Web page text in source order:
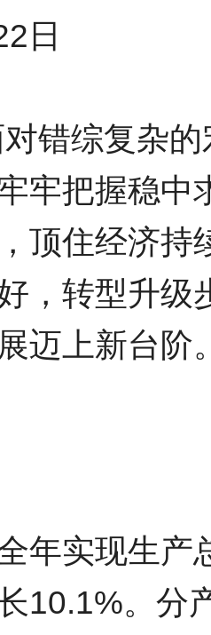
日
错综复杂
牢把握稳中
顶住经济持
，转型升级
迈上新台阶
年实现生产
10.1%。分